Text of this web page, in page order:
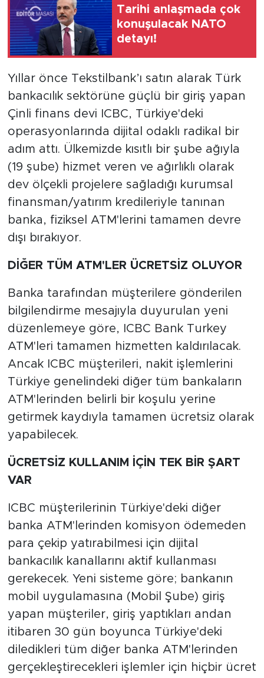
Tarihi anlaşmada çok
konuşulacak NATO
detayı!
Yıllar önce Tekstilbank’ı satın alarak Türk
bankacılık sektörüne güçlü bir giriş yapan
Çinli finans devi ICBC, Türkiye'deki
operasyonlarında dijital odaklı radikal bir
adım attı. Ülkemizde kısıtlı bir şube ağıyla
(19 şube) hizmet veren ve ağırlıklı olarak
dev ölçekli projelere sağladığı kurumsal
finansman/yatırım kredileriyle tanınan
banka, fiziksel ATM'lerini tamamen devre
dışı bırakıyor.
DİĞER TÜM ATM'LER ÜCRETSİZ OLUYOR
Banka tarafından müşterilere gönderilen
bilgilendirme mesajıyla duyurulan yeni
düzenlemeye göre, ICBC Bank Turkey
ATM'leri tamamen hizmetten kaldırılacak.
Ancak ICBC müşterileri, nakit işlemlerini
Türkiye genelindeki diğer tüm bankaların
ATM'lerinden belirli bir koşulu yerine
getirmek kaydıyla tamamen ücretsiz olarak
yapabilecek.
ÜCRETSİZ KULLANIM İÇİN TEK BİR ŞART
VAR
ICBC müşterilerinin Türkiye'deki diğer
banka ATM'lerinden komisyon ödemeden
para çekip yatırabilmesi için dijital
bankacılık kanallarını aktif kullanması
gerekecek. Yeni sisteme göre; bankanın
mobil uygulamasına (Mobil Şube) giriş
yapan müşteriler, giriş yaptıkları andan
itibaren 30 gün boyunca Türkiye'deki
diledikleri tüm diğer banka ATM'lerinden
gerçekleştirecekleri işlemler için hiçbir ücret